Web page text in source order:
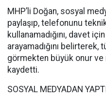
MHP’li Doğan, sosyal
paylaşıp, telefonunu
kullanamadığını, davet
arayamadığını belirterek,
görmekten büyük onur ve
kaydetti.
SOSYAL MEDYADAN